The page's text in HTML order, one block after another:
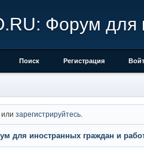
Форум для
Поиск Регистрация
илизарегистрируйтесь
для иностранных граждан и